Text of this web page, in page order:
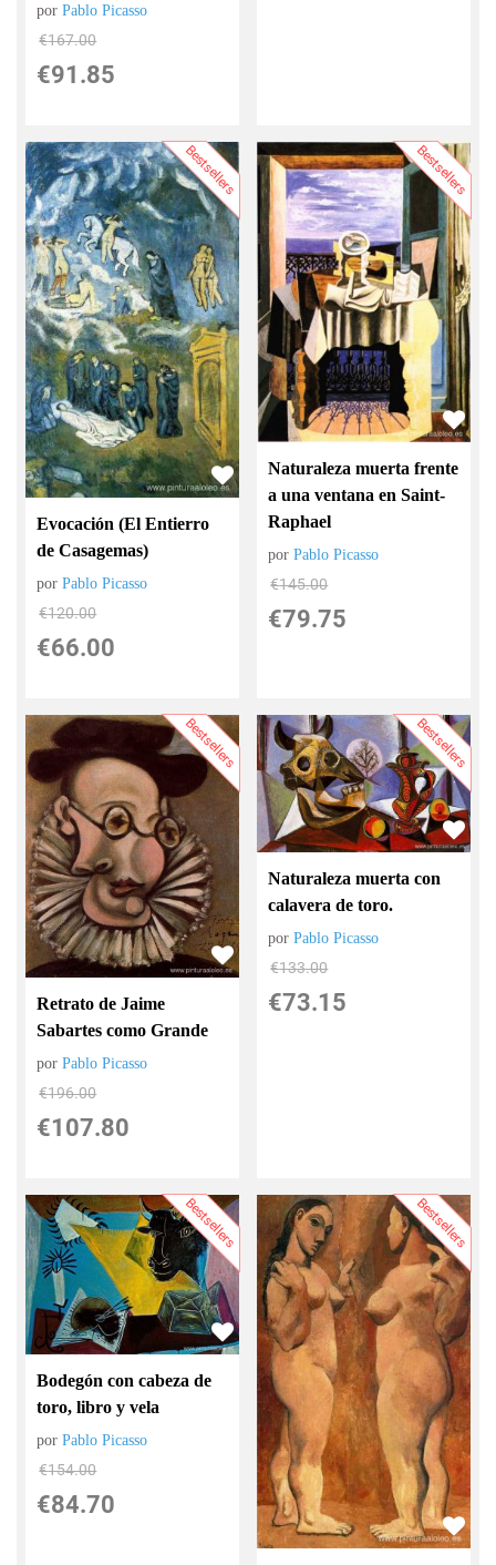
porPablo Picasso
€167.00
€91.85
Bestsellers
Evocación (El Entierro
de Casagemas)
porPablo Picasso
€120.00
€66.00
Bestsellers
Naturaleza muerta frente
a una ventana en Saint-
Raphael
porPablo Picasso
€145.00
€79.75
Bestsellers
Retrato de Jaime
Sabartes como Grande
porPablo Picasso
€196.00
€107.80
Bestsellers
Naturaleza muerta con
calavera de toro.
porPablo Picasso
€133.00
€73.15
Bestsellers
Bodegón con cabeza de
toro, libro y vela
porPablo Picasso
€154.00
€84.70
Bestsellers